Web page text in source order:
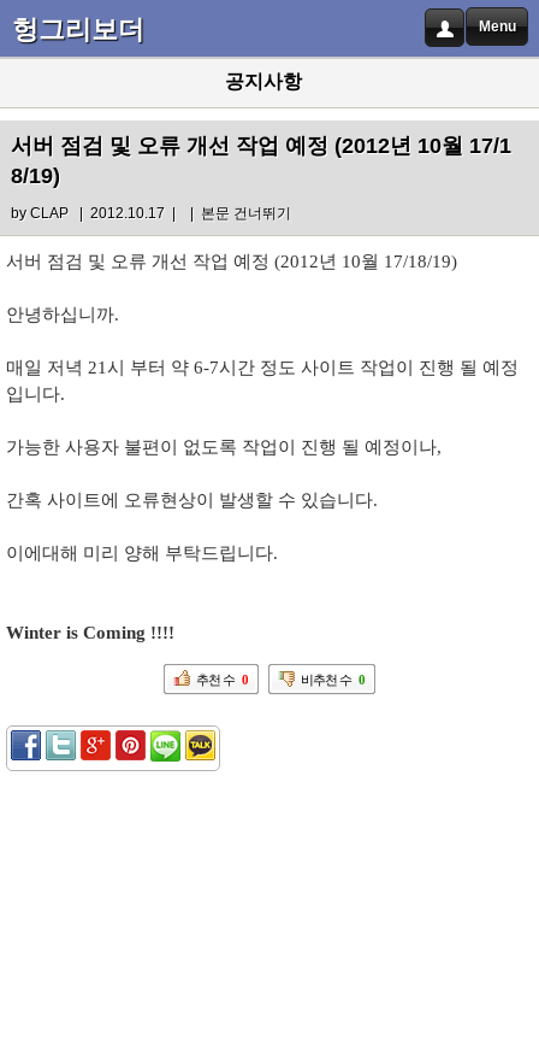
헝그리보더 Menu
공지사항
서버 점검 및 오류 개선 작업 예정 (2012년 10월 17/1
8/19)
byCLAP| 2012.10.17 | | 본문 건너뛰기
서버 점검 및 오류 개선 작업 예정 (2012년 10월 17/18/19)
안녕하십니까.
매일 저녁 21시 부터 약 6-7시간 정도 사이트 작업이 진행 될 예정
입니다.
가능한 사용자 불편이 없도록 작업이 진행 될 예정이나,
간혹 사이트에 오류현상이 발생할 수 있습니다.
이에대해 미리 양해 부탁드립니다.
Winter is Coming !!!!
추천 수 0 비추천 수 0